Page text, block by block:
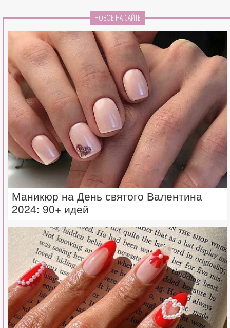
НОВОЕ НА САЙТЕ
Маникюр на День святого Валентина
2024: 90+ идей